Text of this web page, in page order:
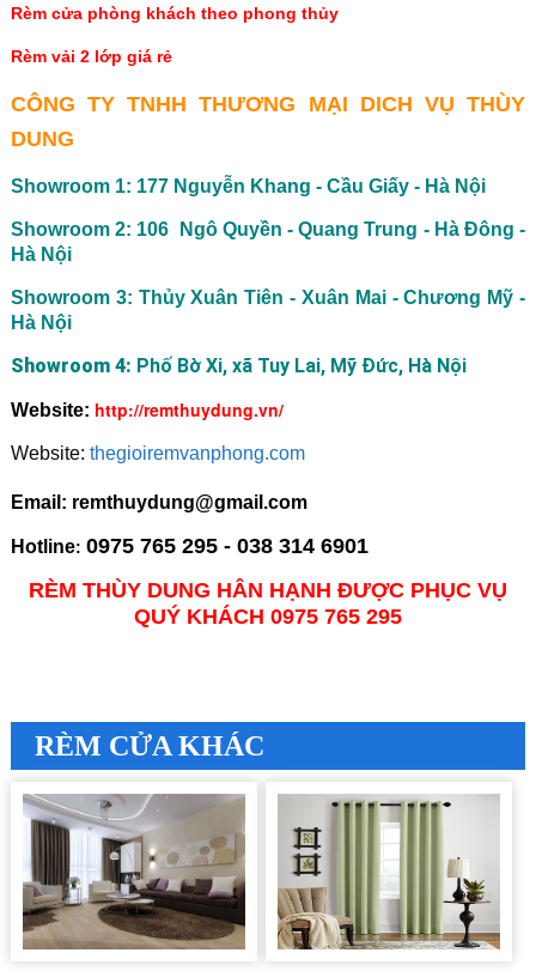
Rèm cửa phòng khách theo phong thủy
Rèm vải 2 lớp giá rẻ
CÔNG TY TNHH THƯƠNG MẠI DICH VỤ THÙY
DUNG
Showroom 1: 177 Nguyễn Khang - Cầu Giấy - Hà Nội
Showroom 2: 106 Ngô Quyền - Quang Trung - Hà Đông -
Hà Nội
Showroom 3: Thủy Xuân Tiên - Xuân Mai - Chương Mỹ -
Hà Nội
Showroom 4: Phố Bờ Xi, xã Tuy Lai, Mỹ Đức, Hà Nội
Website: http://remthuydung.vn/
Website: thegioiremvanphong.com
Email: remthuydung@gmail.com
Hotline: 0975 765 295 - 038 314 6901
RÈM THÙY DUNG HÂN HẠNH ĐƯỢC PHỤC VỤ
QUÝ KHÁCH 0975 765 295
RÈM CỬA KHÁC